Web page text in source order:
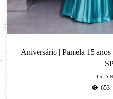
Aniversário | Pamela 15
SP
15
653